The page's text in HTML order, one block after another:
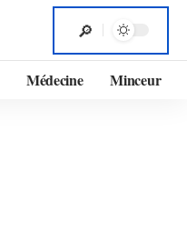
Médecine Minceur